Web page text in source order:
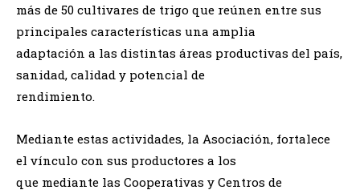
más de 50 cultivares de trigo que reúnen entre sus
principales características una amplia
adaptación a las distintas áreas productivas del país,
sanidad, calidad y potencial de
rendimiento.
Mediante estas actividades, la Asociación, fortalece
el vínculo con sus productores a los
que mediante las Cooperativas y Centros de